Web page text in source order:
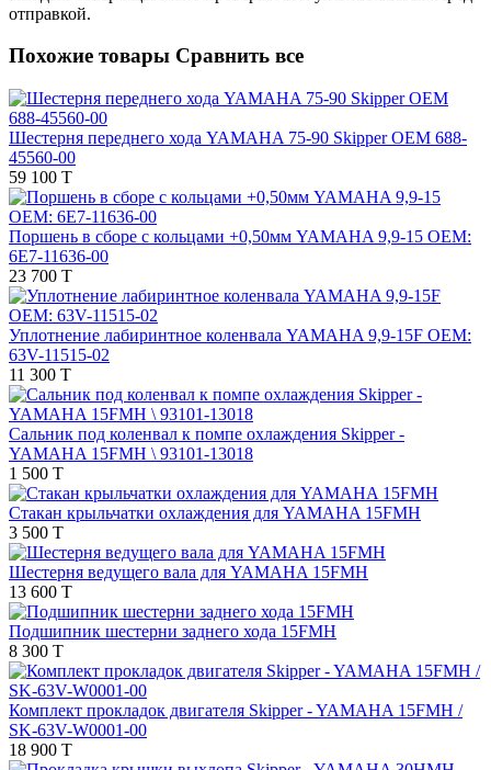
отправкой.
Похожие товары Сравнить все
Шестерня переднего хода YAMAHA 75-90 Skipper OEM 688-
45560-00
59 100 T
Поршень в сборе с кольцами +0,50мм YAMAHA 9,9-15 OEM:
6E7-11636-00
23 700 T
Уплотнение лабиринтное коленвала YAMAHA 9,9-15F OEM:
63V-11515-02
11 300 T
Сальник под коленвал к помпе охлаждения Skipper -
YAMAHA 15FMH \ 93101-13018
1 500 T
Стакан крыльчатки охлаждения для YAMAHA 15FMH
3 500 T
Шестерня ведущего вала для YAMAHA 15FMH
13 600 T
Подшипник шестерни заднего хода 15FMH
8 300 T
Комплект прокладок двигателя Skipper - YAMAHA 15FMH /
SK-63V-W0001-00
18 900 T